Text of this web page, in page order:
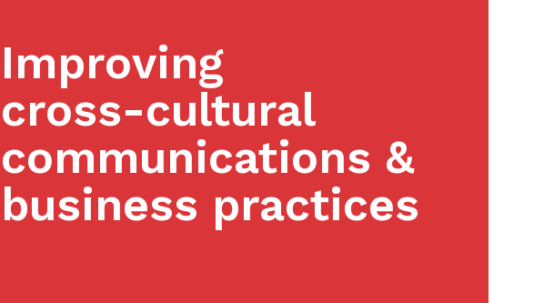
Improving
cross-cultural
communications &
business practices